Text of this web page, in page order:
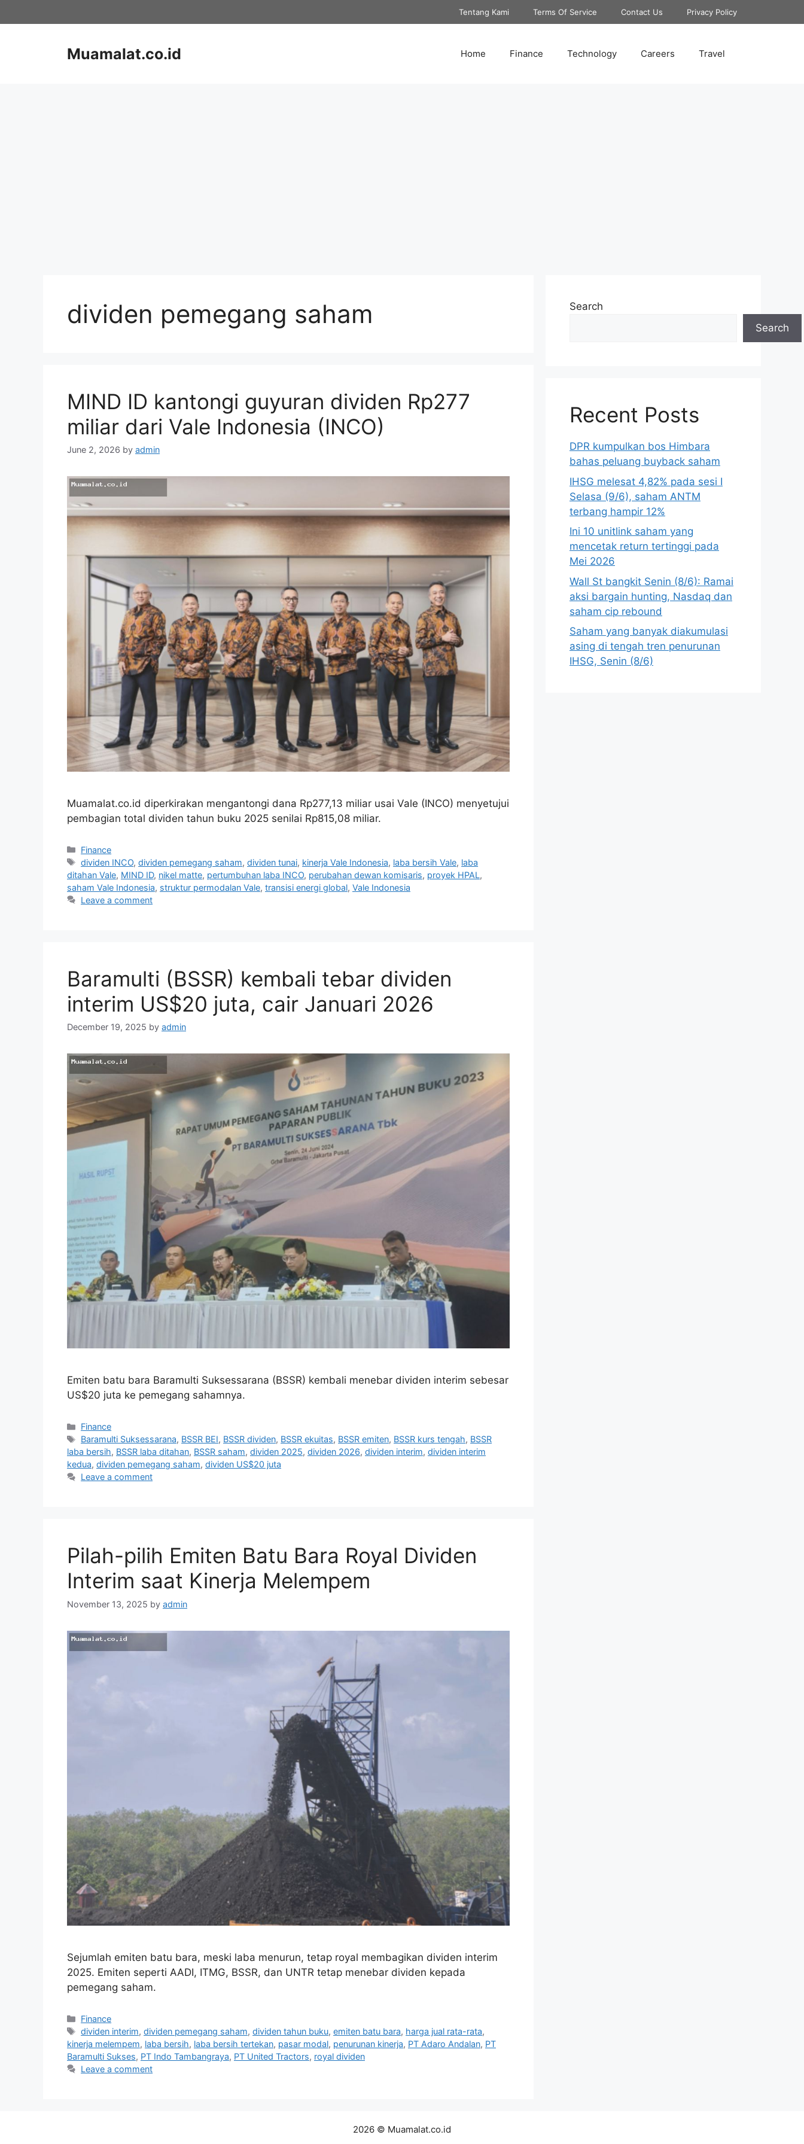
to
Tentang Kami Terms Of Service Contact Us Privacy Policy
Muamalat.co.id Home Finance Technology Careers Travel
dividen pemegang saham
MIND ID kantongi guyuran dividen Rp277
miliar dari Vale Indonesia (INCO)
June 2, 2026 by admin
Muamalat.co.id diperkirakan mengantongi dana Rp277,13 miliar usai Vale (INCO) menyetujui
pembagian total dividen tahun buku 2025 senilai Rp815,08 miliar.
Categories
Finance
Tags
dividen INCO,dividen pemegang saham,dividen tunai, kinerja Vale Indonesia, laba bersih Vale, laba
ditahan Vale, MIND ID, nikel matte, pertumbuhan laba INCO, perubahan dewan komisaris, proyek HPAL,
saham Vale Indonesia, struktur permodalan Vale, transisi energi global, Vale Indonesia
Leave a comment
Baramulti (BSSR) kembali tebar dividen
interim US$20 juta, cair Januari 2026
December 19, 2025 by admin
Emiten batu bara Baramulti Suksessarana (BSSR) kembali menebar dividen interim sebesar
US$20 juta ke pemegang sahamnya.
Categories
Finance
Tags
Baramulti Suksessarana, BSSR BEI, BSSR dividen, BSSR ekuitas, BSSR emiten, BSSR kurs tengah, BSSR
laba bersih, BSSR laba ditahan, BSSR saham, dividen 2025, dividen 2026, dividen interim, dividen interim
kedua, dividen pemegang saham, dividen US$20 juta
Leave a comment
Pilah-pilih Emiten Batu Bara Royal Dividen
Interim saat Kinerja Melempem
November 13, 2025 by admin
Sejumlah emiten batu bara, meski laba menurun, tetap royal membagikan dividen interim
2025. Emiten seperti AADI, ITMG, BSSR, dan UNTR tetap menebar dividen kepada
pemegang saham.
Categories
Finance
Tags
dividen interim,dividen pemegang saham,dividen tahun buku,emiten batu bara, harga jual rata-rata,
kinerja melempem, laba bersih, laba bersih tertekan, pasar modal, penurunan kinerja, PT Adaro Andalan, PT
Baramulti Sukses, PT Indo Tambangraya, PT United Tractors, royal dividen
Leave a comment
Search
Search
Recent Posts
DPR kumpulkan bos Himbara
bahas peluang buyback saham
IHSG melesat 4,82% pada sesi I
Selasa (9/6), saham ANTM
terbang hampir 12%
Ini 10 unitlink saham yang
mencetak return tertinggi pada
Mei 2026
Wall St bangkit Senin (8/6): Ramai
aksi bargain hunting, Nasdaq dan
saham cip rebound
Saham yang banyak diakumulasi
asing di tengah tren penurunan
IHSG, Senin (8/6)
2026 © Muamalat.co.id